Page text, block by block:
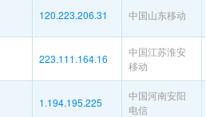
120.223.206.31 中国山东移动
223.111.164.16
中国江苏淮安
移动
1.194.195.225
中国河南安阳
电信